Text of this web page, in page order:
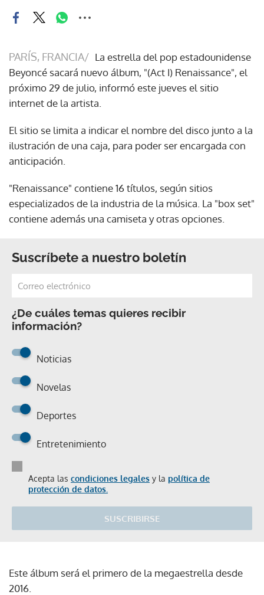
PARÍS, FRANCIA/ La estrella del pop estadounidense
Beyoncé sacará nuevo álbum, "(Act I) Renaissance", el
próximo 29 de julio, informó este jueves el sitio
internet de la artista.
El sitio se limita a indicar el nombre del disco junto a la
ilustración de una caja, para poder ser encargada con
anticipación.
"Renaissance" contiene 16 títulos, según sitios
especializados de la industria de la música. La "box set"
contiene además una camiseta y otras opciones.
Suscríbete a nuestro boletín
¿De cuáles temas quieres recibir
información?
Noticias
Novelas
Deportes
Entretenimiento
Acepta las condiciones legales y la política de
protección de datos.
SUSCRIBIRSE
Este álbum será el primero de la megaestrella desde
2016.